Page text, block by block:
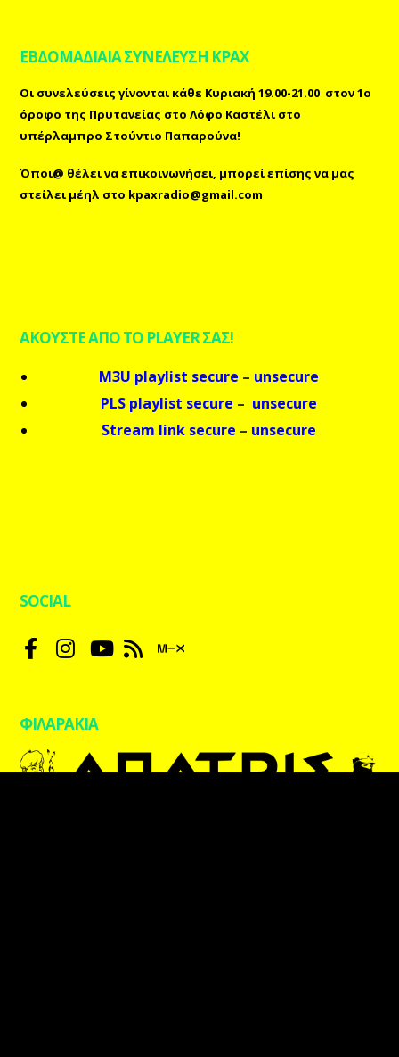
ΕΒΔΟΜΑΔΙΑΙΑ ΣΥΝΕΛΕΥΣΗ ΚΡΑΧ
Οι συνελεύσεις γίνονται κάθε Κυριακή 19.00-21.00 στον 1ο
όροφο της Πρυτανείας στο Λόφο Καστέλι στο
υπέρλαμπρο Στούντιο Παπαρούνα!
Όποι@ θέλει να επικοινωνήσει, μπορεί επίσηςνα μας
στείλει μέηλ στο kpaxradio@gmail.com
ΑΚΟΥΣΤΕ ΑΠΟ ΤΟ PLAYER ΣΑΣ!
M3U playlist secure – unsecure
PLS playlist secure – unsecure
Stream link secure – unsecure
SOCIAL
ΦΙΛΑΡΑΚΙΑ